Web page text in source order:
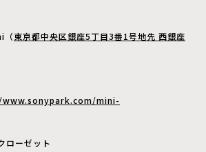
（東京都中央区銀座5丁目3番1号地先 西銀座
mini-
ローゼット